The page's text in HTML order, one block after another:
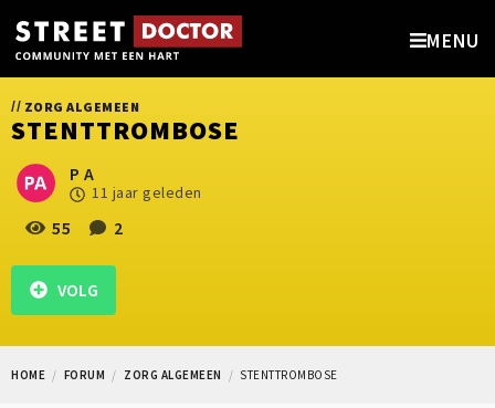
MENU
// ZORG ALGEMEEN
STENTTROMBOSE
P A
11 jaar geleden
55 2
VOLG
HOME FORUM ZORG ALGEMEEN STENTTROMBOSE